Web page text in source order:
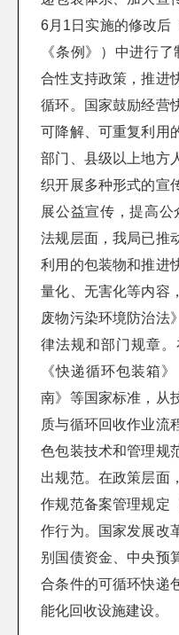
6月1日实施的修改后
《条例》）中进行
合性支持政策，推进
循环。国家鼓励经营
可降解、可重复利用
部门、县级以上地方
织开展多种形式的宣
展公益宣传，提高公
法规层面，我局已推
利用的包装物和推进
量化、无害化等内容
废物污染环境防治法
律法规和部门规章
《快递循环包装箱
南》等国家标准，从
质与循环回收作业流
色包装技术和管理规
出规范。在政策层面
作规范备案管理规定
作行为。国家发展改
别国债资金、中央预
合条件的可循环快递
能化回收设施建设。